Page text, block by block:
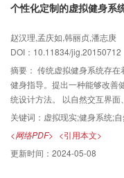
的多边形等距问题。 本文算法
岛的情况。
个性化定制的虚拟健身系
赵汉理,孟庆如,韩丽贞,潘志庚
DOI：10.11834/jig.20150712
摘要： 传统虚拟健身系统存在
健身指导。提出一种能够改善
统设计方法。 以自然交互界
基础,加强人与计算机之间的自
感知用户身体情况并引导用
健身自行车、Kinect体感摄像
一种新的健身系统设计方法,并
所实现的系统总体评价比较
关键词： 虚拟现实;健身系统;
<网络PDF> <引用本文>
更新时间： 2024-05-08